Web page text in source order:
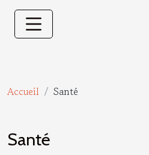
Accueil Santé
Santé